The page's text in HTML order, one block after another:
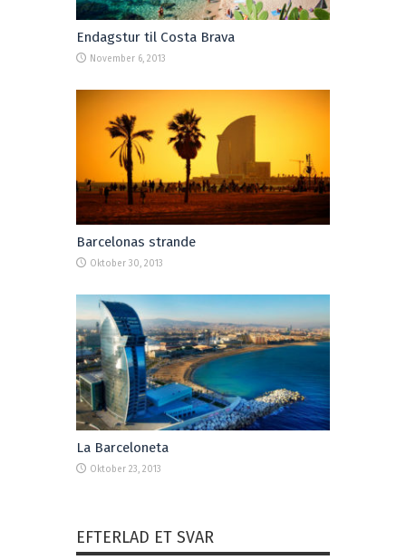
Endagstur til Costa Brava
November 6, 2013
Barcelonas strande
Oktober 30, 2013
La Barceloneta
Oktober 23, 2013
EFTERLAD ET SVAR